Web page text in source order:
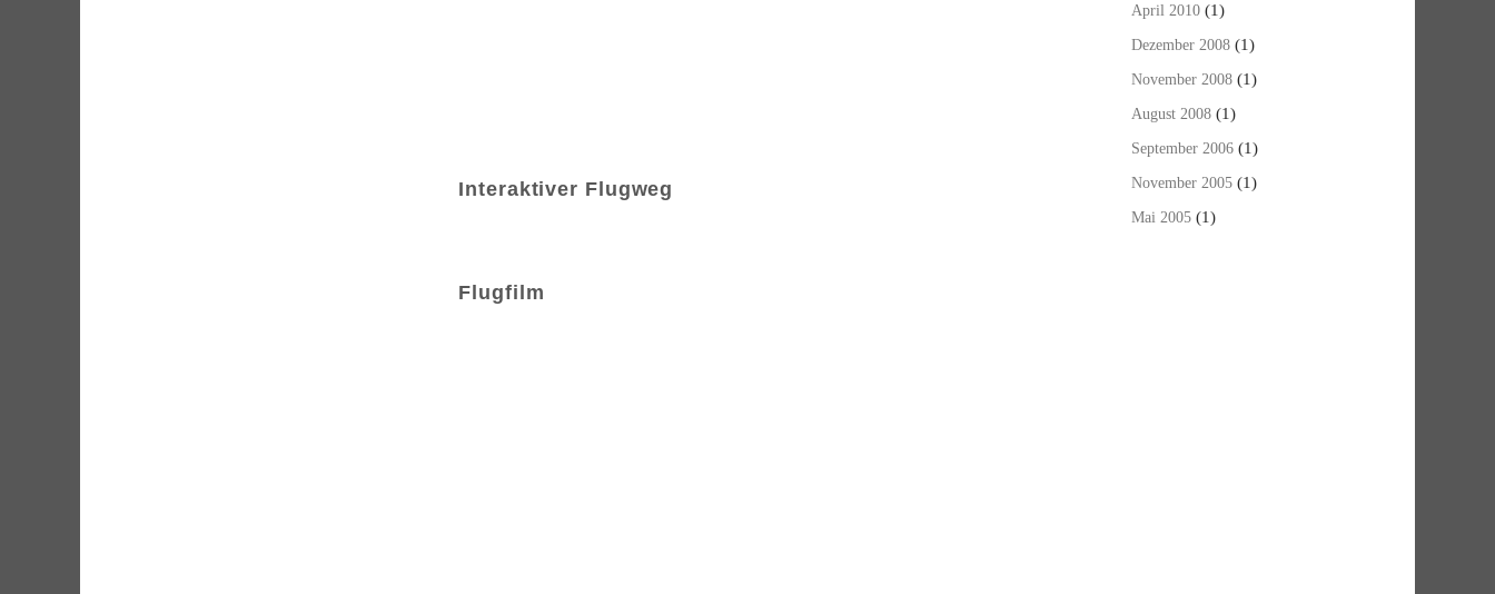
April 2010 (1)
Dezember 2008 (1)
November 2008 (1)
August 2008 (1)
September 2006 (1)
November 2005 (1)
Mai 2005 (1)